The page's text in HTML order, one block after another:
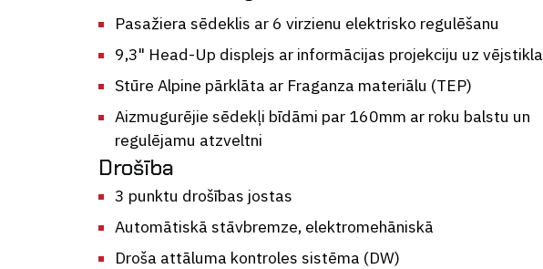
Pasažiera sēdeklis ar 6 virzienu elektrisko regulēšanu
9,3" Head-Up displejs ar informācijas projekciju uz vējstikla
Stūre Alpine pārklāta ar Fraganza materiālu (TEP)
Aizmugurējie sēdekļi bīdāmi par 160mm ar roku balstu un
regulējamu atzveltni
Drošība
3 punktu drošības jostas
Automātiskā stāvbremze, elektromehāniskā
Droša attāluma kontroles sistēma (DW)